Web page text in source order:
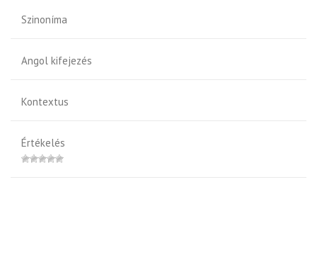
Szinoníma
Angol kifejezés
Kontextus
Értékelés